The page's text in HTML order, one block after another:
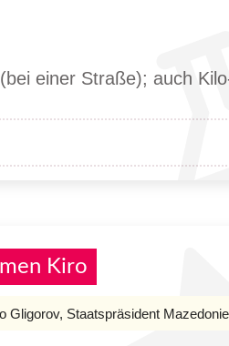
einer Straße); auch
Kiro
Gligorov, Staatspräsident